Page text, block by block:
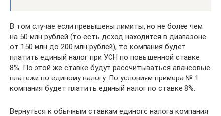
В том случае если превышены лимиты, но не более чем
на 50 млн рублей (то есть доход находится в диапазоне
от 150 млн до 200 млн рублей), то компания будет
платить единый налог при УСН по повышенной ставке
8%. По этой же ставке будут рассчитываться авансовые
платежи по единому налогу. По условиям примера № 1
компания будет платить единый налог по ставке 8%.
Вернуться к обычным ставкам единого налога компания